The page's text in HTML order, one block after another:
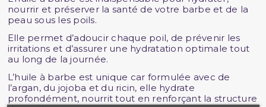
nourrir et préserver la santé de votre barbe et de la
peau sous les poils.
Elle permet d’adoucir chaque poil, de prévenir les
irritations et d’assurer une hydratation optimale tout
au long de la journée.
L’huile à barbe est unique car formulée avec de
l’argan, du jojoba et du ricin, elle hydrate
profondément, nourrit tout en renforçant la structure